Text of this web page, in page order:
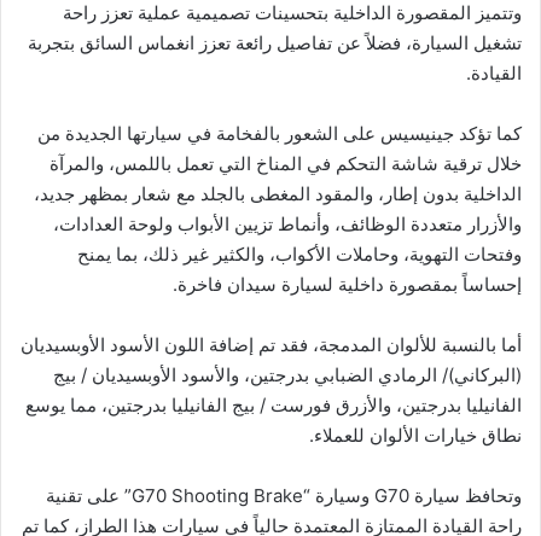
وتتميز المقصورة الداخلية بتحسينات تصميمية عملية تعزز راحة
تشغيل السيارة، فضلاً عن تفاصيل رائعة تعزز انغماس السائق بتجربة
القيادة.
كما تؤكد جينيسيس على الشعور بالفخامة في سيارتها الجديدة من
خلال ترقية شاشة التحكم في المناخ التي تعمل باللمس، والمرآة
الداخلية بدون إطار، والمقود المغطى بالجلد مع شعار بمظهر جديد،
والأزرار متعددة الوظائف، وأنماط تزيين الأبواب ولوحة العدادات،
وفتحات التهوية، وحاملات الأكواب، والكثير غير ذلك، بما يمنح
إحساساً بمقصورة داخلية لسيارة سيدان فاخرة.
أما بالنسبة للألوان المدمجة، فقد تم إضافة اللون الأسود الأوبسيديان
(البركاني)/ الرمادي الضبابي بدرجتين، والأسود الأوبسيديان / بيج
الفانيليا بدرجتين، والأزرق فورست / بيج الفانيليا بدرجتين، مما يوسع
نطاق خيارات الألوان للعملاء.
وتحافظ سيارة G70 وسيارة “G70 Shooting Brake” على تقنية
راحة القيادة الممتازة المعتمدة حالياً في سيارات هذا الطراز، كما تم